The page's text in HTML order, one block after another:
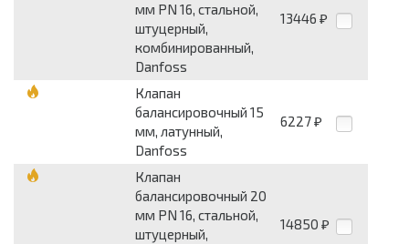
мм PN 16, стальной,
штуцерный,
комбинированный,
Danfoss
13446 ₽
Клапан
балансировочный 15
мм, латунный,
Danfoss
6227 ₽
Клапан
балансировочный 20
мм PN 16, стальной,
штуцерный,
14850 ₽